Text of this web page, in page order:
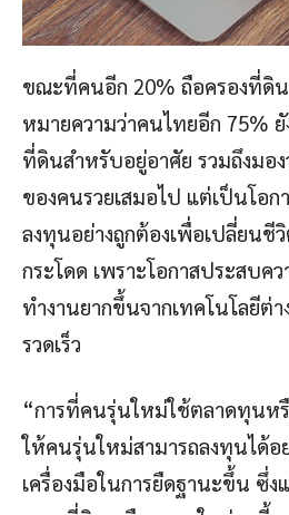
ขณะที่คนอีก 20% ถือครองที่ดิ
หมายความว่าคนไทยอีก 75%
ที่ดินสำหรับอยู่อาศัย รวมถึงมอ
ของคนรวยเสมอไป แต่เป็นโอ
ลงทุนอย่างถูกต้องเพื่อเปลี่ยนชี
กระโดด เพราะโอกาสประสบคว
ทำงานยากขึ้นจากเทคโนโลยีต่
รวดเร็ว
“การที่คนรุ่นใหม่ใช้ตลาดทุนห
ให้คนรุ่นใหม่สามารถลงทุนได้อ
เครื่องมือในการยืดฐานะขึ้น ซึ่ง